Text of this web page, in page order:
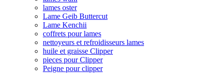
lames oster
Lame Geib Buttercut
Lame Kenchii
coffrets pour lames
nettoyeurs et refroidisseurs lames
huile et graisse Clipper
pieces pour Clipper
Peigne pour clipper